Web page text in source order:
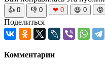
👍 0 👎 0 ❤ 0 😆 0 😡
Поделиться
Комментарии